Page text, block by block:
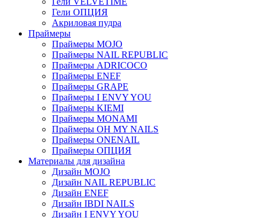
Гели ОПЦИЯ
Акриловая пудра
Праймеры
Праймеры MOJO
Праймеры NAIL REPUBLIC
Праймеры ADRICOCO
Праймеры ENEF
Праймеры GRAPE
Праймеры I ENVY YOU
Праймеры KIEMI
Праймеры MONAMI
Праймеры OH MY NAILS
Праймеры ONENAIL
Праймеры ОПЦИЯ
Материалы для дизайна
Дизайн MOJO
Дизайн NAIL REPUBLIC
Дизайн ENEF
Дизайн IBDI NAILS
Дизайн I ENVY YOU